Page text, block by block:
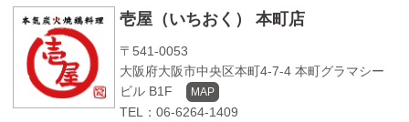
壱屋（いちおく） 本町店
〒541-0053
大阪府大阪市中央区本町4-7-4 本町グラマシー
ビル B1F
MAP
TEL：06-6264-1409